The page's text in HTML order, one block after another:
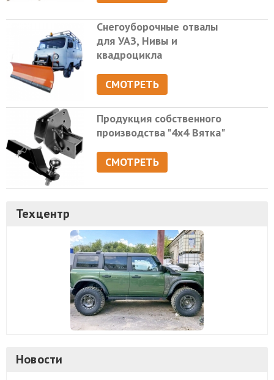
Снегоуборочные отвалы
для УАЗ, Нивы и
квадроцикла
СМОТРЕТЬ
Продукция собственного
производства "4х4 Вятка"
СМОТРЕТЬ
Техцентр
Новости